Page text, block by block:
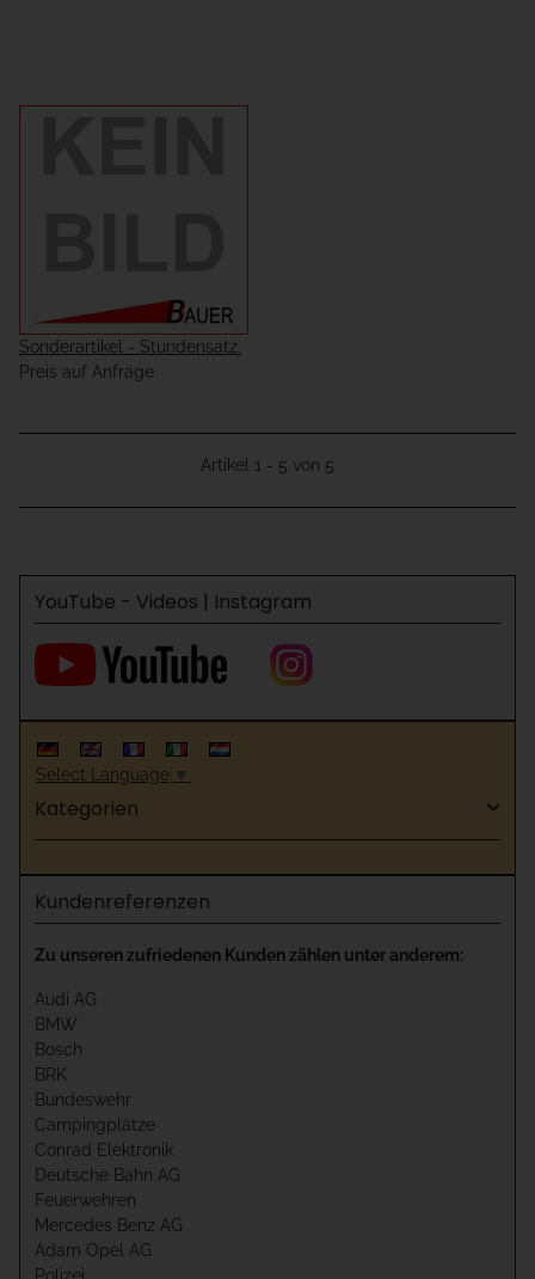
Sonderartikel - Stundensatz.
Preis auf Anfrage
Artikel 1 - 5 von 5
YouTube - Videos | Instagram
Select Language ▼
Kategorien
Kundenreferenzen
Zu unseren zufriedenen Kunden zählen unter anderem:
Audi AG
BMW
Bosch
BRK
Bundeswehr
Campingplätze
Conrad Elektronik
Deutsche Bahn AG
Feuerwehren
Mercedes Benz AG
Adam Opel AG
Polizei